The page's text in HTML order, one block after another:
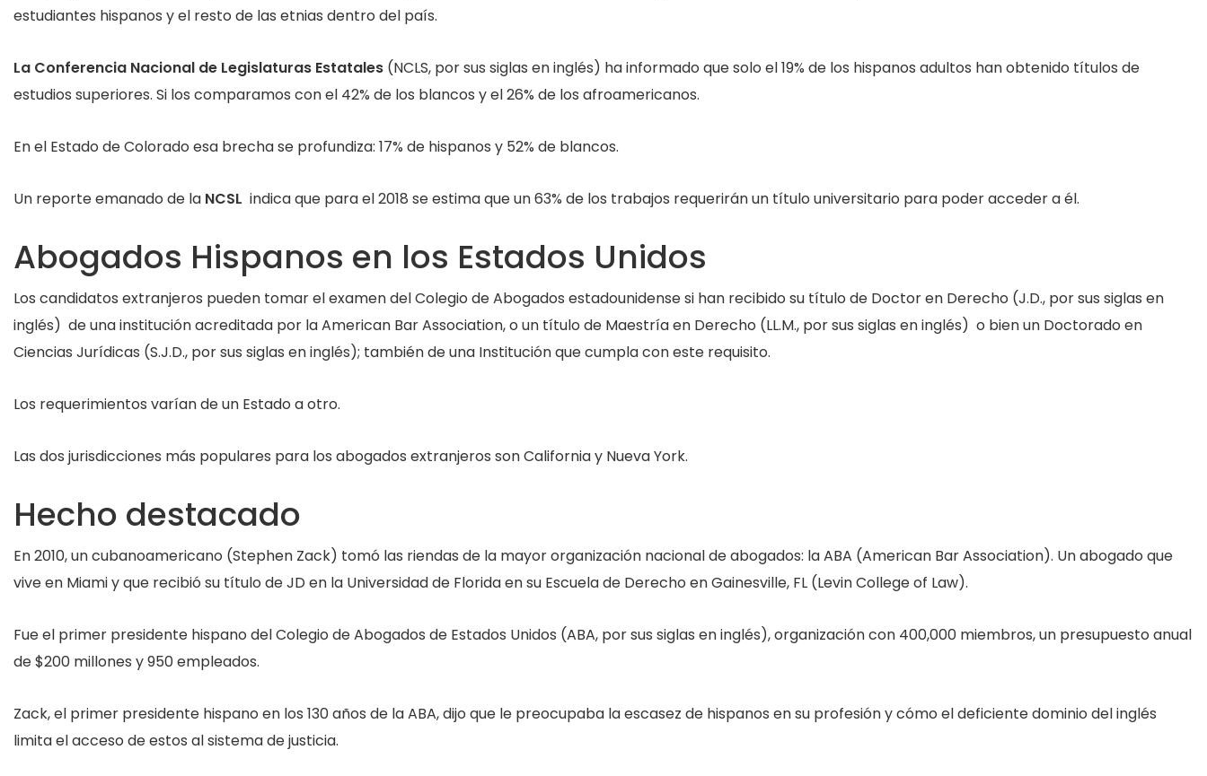
estudiantes hispanos y el resto de las etnias dentro del país.
La Conferencia Nacional de Legislaturas Estatales (NCLS, por sus siglas en inglés) ha informado que solo el 19% de los hispanos adultos han obtenido títulos de
estudios superiores. Si los comparamos con el 42% de los blancos y el 26% de los afroamericanos.
En el Estado de Colorado esa brecha se profundiza: 17% de hispanos y 52% de blancos.
Un reporte emanado de la NCSL indica que para el 2018 se estima que un 63% de los trabajos requerirán un título universitario para poder acceder a él.
Abogados Hispanos en los Estados Unidos
Los candidatos extranjeros pueden tomar el examen del Colegio de Abogados estadounidense si han recibido su título de Doctor en Derecho (J.D., por sus siglas en
inglés) de una institución acreditada por la American Bar Association, o un título de Maestría en Derecho (LL.M., por sus siglas en inglés) o bien un Doctorado en
Ciencias Jurídicas (S.J.D., por sus siglas en inglés); también de una Institución que cumpla con este requisito.
Los requerimientos varían de un Estado a otro.
Las dos jurisdicciones más populares para los abogados extranjeros son California y Nueva York.
Hecho destacado
En 2010, un cubanoamericano (Stephen Zack) tomó las riendas de la mayor organización nacional de abogados: la ABA (American Bar Association). Un abogado que
vive en Miami y que recibió su título de JD en la Universidad de Florida en su Escuela de Derecho en Gainesville, FL (Levin College of Law).
Fue el primer presidente hispano del Colegio de Abogados de Estados Unidos (ABA, por sus siglas en inglés), organización con 400,000 miembros, un presupuesto anual
de $200 millones y 950 empleados.
Zack, el primer presidente hispano en los 130 años de la ABA, dijo que le preocupaba la escasez de hispanos en su profesión y cómo el deficiente dominio del inglés
limita el acceso de estos al sistema de justicia.